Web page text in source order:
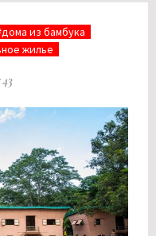
из бамбука
жилье